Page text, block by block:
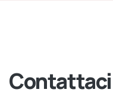
Contattaci